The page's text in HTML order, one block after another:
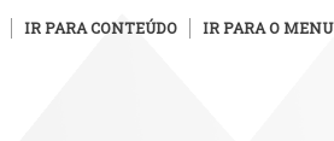
IR PARA CONTEÚDO IR PARA O MENU